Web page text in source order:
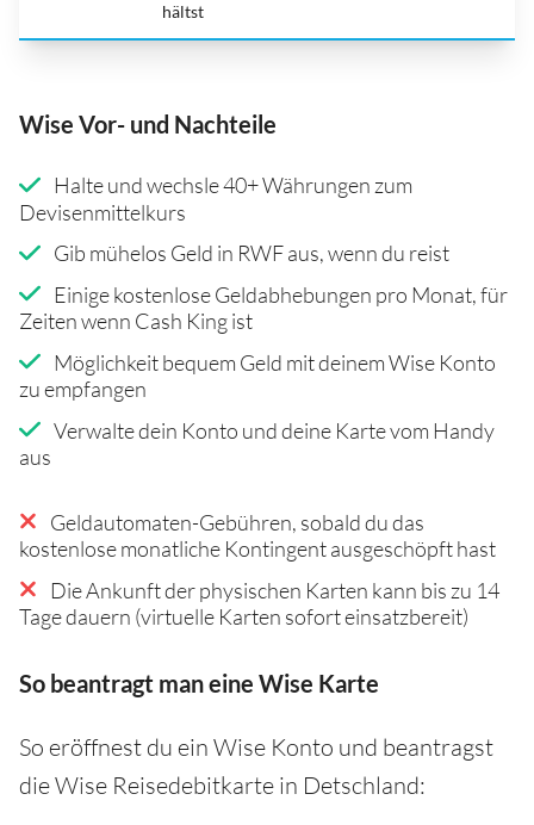
hältst
Wise Vor- und Nachteile
Halte und wechsle 40+ Währungen zum
Devisenmittelkurs
Gib mühelos Geld in RWF aus, wenn du reist
Einige kostenlose Geldabhebungen pro Monat, für
Zeiten wenn Cash King ist
Möglichkeit bequem Geld mit deinem Wise Konto
zu empfangen
Verwalte dein Konto und deine Karte vom Handy
aus
Geldautomaten-Gebühren, sobald du das
kostenlose monatliche Kontingent ausgeschöpft hast
Die Ankunft der physischen Karten kann bis zu 14
Tage dauern (virtuelle Karten sofort einsatzbereit)
So beantragt man eine Wise Karte
So eröffnest du ein Wise Konto und beantragst
die Wise Reisedebitkarte in Detschland: